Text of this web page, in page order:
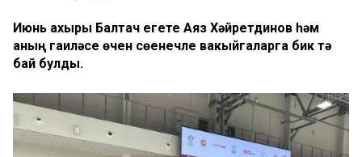
Июнь ахыры Балтач егете Аяз Хәйретдинов һәм
аның гаиләсе өчен сөенечле вакыйгаларга бик тә
бай булды.